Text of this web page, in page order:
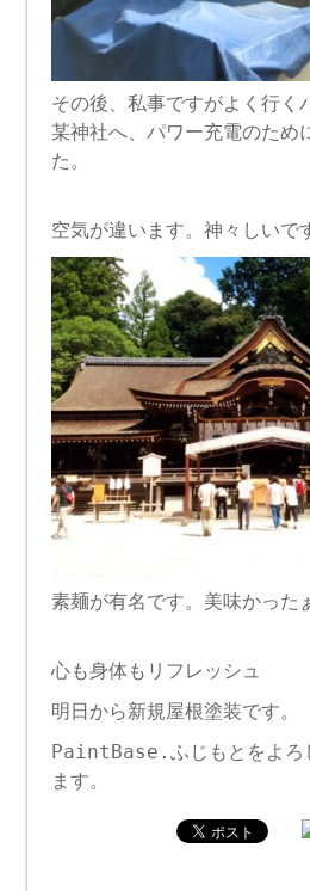
その後、私事ですがよく行く
某神社へ、パワー充電のため
た。
空気が違います。神々しいで
素麺が有名です。美味かった
心も身体もリフレッシュ
明日から新規屋根塗装です。
PaintBase.ふじもとをよろ
ます。